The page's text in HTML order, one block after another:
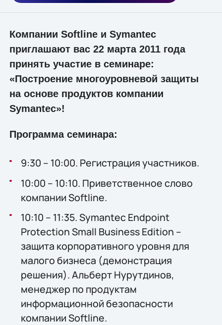
Компании Softline и Symantec
приглашают вас 22 марта 2011 года
принять участие в семинаре:
«Построение многоуровневой защиты
на основе продуктов компании
Symantec»!
Программа семинара:
9:30 – 10:00. Регистрация участников.
10:00 – 10:10. Приветственное слово
компании Softline.
10:10 – 11:35. Symantec Endpoint
Protection Small Business Edition –
защита корпоративного уровня для
малого бизнеса (демонстрация
решения). Альберт Нурутдинов,
менеджер по продуктам
информационной безопасности
компании Softline.